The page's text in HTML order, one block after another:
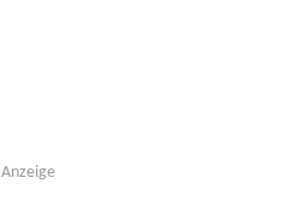
Anzeige